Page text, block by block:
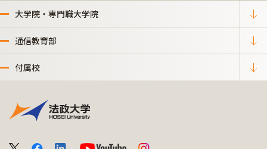
大学院・専門職大学院
通信教育部
付属校